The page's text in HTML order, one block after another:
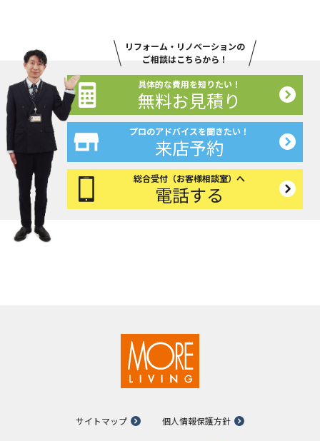
リフォーム・リノベーションの
ご相談はこちらから！
具体的な費用を知りたい！
無料お見積り
プロのアドバイスを聞きたい！
来店予約
総合受付（お客様相談室）へ
電話する
サイトマップ 個人情報保護方針